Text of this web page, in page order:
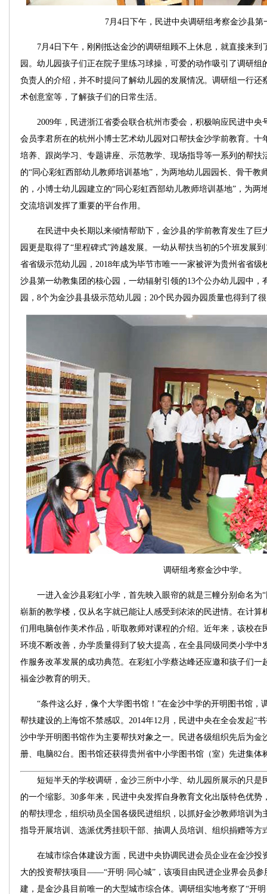
7月4日下午，民进中央调研组考察金沙县第
7月4日下午，刚刚抵达金沙的调研组顾不上休息，就直接来到
园。幼儿园孩子们正在院子里练习球操，可爱的动作吸引了调研组
负责人的介绍，并不时提问了解幼儿园的发展情况。调研组一行还
术创意室等，了解孩子们的日常生活。
2009年，民进浙江省委会联合杭州市委会，积极响应民进中央
会员李君所在的杭州小博士艺术幼儿园对口帮扶金沙学前教育。十
培养、跟岗学习、专题讲座、示范教学、现场指导等一系列的帮扶
的“同心彩虹西部幼儿教师培训基地”，为两地幼儿园园长、骨干教
的，小博士幼儿园建立的“同心彩虹西部幼儿教师培训基地”，为两
交流培训发挥了重要的平台作用。
在民进中央长期以来倾情帮助下，金沙县的学前教育发生了巨
园更是取得了“里程碑式”跨越发展。一幼从帮扶当初的5个班发展
省省级示范幼儿园，2018年成为毕节市唯一一家被评为贵州省省
沙县第一幼教集团的核心园，一幼辐射引领的13个公办幼儿园中，
园，8个为金沙县县级示范幼儿园；20个民办园办园质量也得到了
调研组考察金沙中学。
一进入金沙县彩虹小学，首先映入眼帘的就是三幢分别命名为“
崭新的教学楼，仅从名字就已能让人感受到浓浓的民进情。在计算
们用电脑创作美术作品，听取教师对课程的介绍。近年来，该校在
环境不断改善，办学质量得到了较大提高，在全县同级同类小学中
作服务改革发展的成功典范。在彩虹小学蔡达峰还应邀和孩子们一
福金沙教育的明天。
“条件这么好，像个大学图书馆！”在金沙中学的开明图书馆，
帮扶建设的上海馆不禁感叹。2014年12月，民进中央在全会发起“
沙中学开明图书馆作为主要帮扶对象之一。民进各级组织先后为金
册、电脑82台。图书馆还获得贵州省中小学图书馆（室）先进集体
短短半天的学校调研，金沙三所中小学、幼儿园所展示的只是
的一个缩影。30多年来，民进中央发挥自身教育文化出版特色优
的帮扶理念，组织动员全国各级民进组织，以抓好金沙教师培训为
指导开展培训、选派优秀挂职干部、抽调人员培训、组织捐赠等方
在城市综合体建设方面，民进中央协调民进会员企业在金沙投
大的投资帮扶项目——“开明·同心城”，该项目由民进企业界会员
建，是金沙县目前唯一的大型城市综合体。调研组实地考察了“开